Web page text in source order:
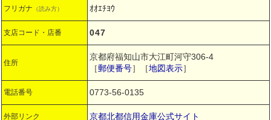
フリガナ （読み方） ｵｵｴﾁﾖｳ
支店コード・店番 047
住所
京都府福知山市大江町河守306-4
［郵便番号］［地図表示］
電話番号 0773-56-0135
外部リンク 京都北都信用金庫公式サイト